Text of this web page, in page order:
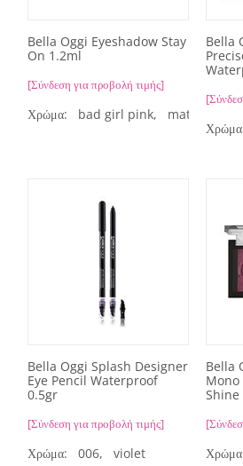
Bella Oggi Eyeshadow Stay
On 1.2ml
[Σύνδεση για προβολή τιμής]
Χρώμα: bad girl pink, mat London
Bella
Bella Oggi Splash Designer
Eye Pencil Waterproof
0.5gr
[Σύνδεση για προβολή τιμής]
Χρώμα: 006, violet
Bella
Mono
Shine